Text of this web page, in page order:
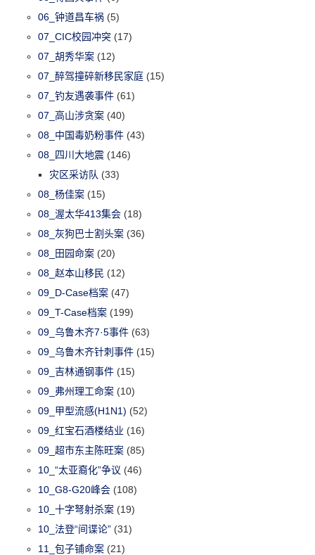
06_钟道昌车祸 (5)
07_CIC校园冲突 (17)
07_胡秀华案 (12)
07_醉驾撞碎新移民家庭 (15)
07_钓友遇袭事件 (61)
07_高山涉贪案 (40)
08_中国毒奶粉事件 (43)
08_四川大地震 (146)
灾区采访队 (33)
08_杨佳案 (15)
08_渥太华413集会 (18)
08_灰狗巴士割头案 (36)
08_田园命案 (20)
08_赵本山移民 (12)
09_D-Case档案 (47)
09_T-Case档案 (199)
09_乌鲁木齐7·5事件 (63)
09_乌鲁木齐针刺事件 (15)
09_吉林通钢事件 (15)
09_弗州理工命案 (10)
09_甲型流感(H1N1) (52)
09_红宝石酒楼结业 (16)
09_超市东主陈旺案 (85)
10_“太亚裔化”争议 (46)
10_G8-G20峰会 (108)
10_十字弩射杀案 (19)
10_法登“间谍论” (31)
11_包子铺命案 (21)